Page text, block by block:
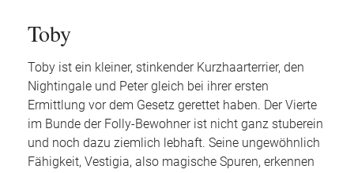
Toby
Toby ist ein kleiner, stinkender Kurzhaarterrier, den
Nightingale und Peter gleich bei ihrer ersten
Ermittlung vor dem Gesetz gerettet haben. Der Vierte
im Bunde der Folly-Bewohner ist nicht ganz stuberein
und noch dazu ziemlich lebhaft. Seine ungewöhnlich
Fähigkeit, Vestigia, also magische Spuren, erkennen